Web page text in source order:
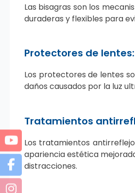
Las bisagras son los
duraderas y flexibles para
Protectores de lentes:
Los protectores de lentes
daños causados por la luz
Tratamientos
Los tratamientos
apariencia estética
distracciones.